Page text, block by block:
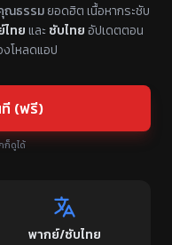
ณธรรมยอดฮิต เนื้อหากระชับ
ทยและ ซับไทยอัปเดตตอน
งโหลดแอป
(ฟรี)
ก็ดูได้
พากย์/ซับไทย